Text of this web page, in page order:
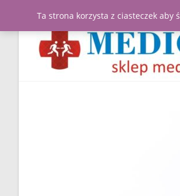
Ta strona korzysta z ciasteczek aby